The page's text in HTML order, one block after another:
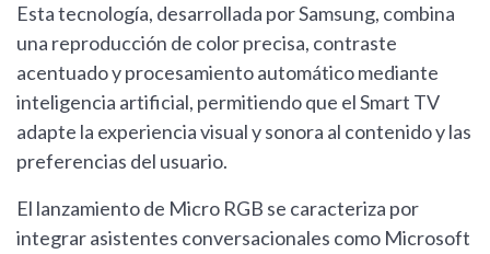
Esta tecnología, desarrollada por Samsung, combina
una reproducción de color precisa, contraste
acentuado y procesamiento automático mediante
inteligencia artificial, permitiendo que el Smart TV
adapte la experiencia visual y sonora al contenido y las
preferencias del usuario.
El lanzamiento de Micro RGB se caracteriza por
integrar asistentes conversacionales como Microsoft